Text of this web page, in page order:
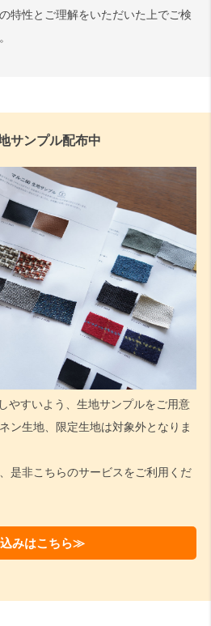
特性とご理解をいただいた上でご検
サンプル配布中
やすいよう、生地サンプルをご用意
ン生地、限定生地は対象外となりま
是非こちらのサービスをご利用くだ
みはこちら≫